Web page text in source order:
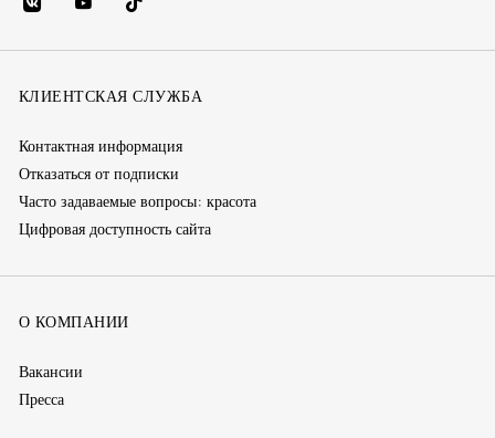
vk
(new
youtube
(новое
Tik
Tok
окно)
КЛИЕНТСКАЯ СЛУЖБА
Контактная информация
Отказаться от подписки
Часто задаваемые вопросы: красота
Цифровая доступность сайта
О КОМПАНИИ
Вакансии
Пресса